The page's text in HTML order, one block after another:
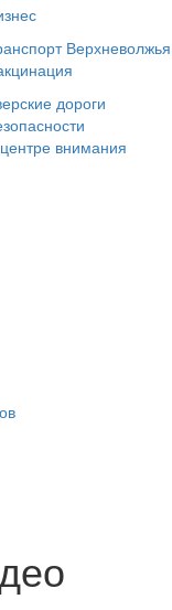
Верхневолжья
дороги
внимания